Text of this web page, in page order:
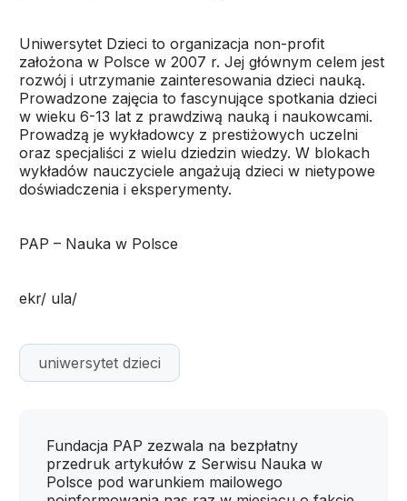
Uniwersytet Dzieci to organizacja non-profit
założona w Polsce w 2007 r. Jej głównym celem jest
rozwój i utrzymanie zainteresowania dzieci nauką.
Prowadzone zajęcia to fascynujące spotkania dzieci
w wieku 6-13 lat z prawdziwą nauką i naukowcami.
Prowadzą je wykładowcy z prestiżowych uczelni
oraz specjaliści z wielu dziedzin wiedzy. W blokach
wykładów nauczyciele angażują dzieci w nietypowe
doświadczenia i eksperymenty.
PAP – Nauka w Polsce
ekr/ ula/
uniwersytet dzieci
Fundacja PAP zezwala na bezpłatny
przedruk artykułów z Serwisu Nauka w
Polsce pod warunkiem mailowego